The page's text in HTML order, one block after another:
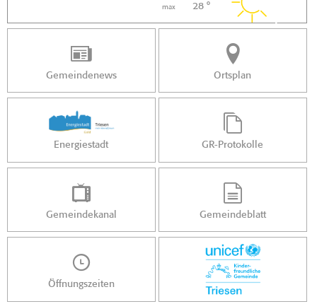
max 28 °
Gemeindenews Ortsplan
Energiestadt GR-Protokolle
Gemeindekanal Gemeindeblatt
Öffnungszeiten